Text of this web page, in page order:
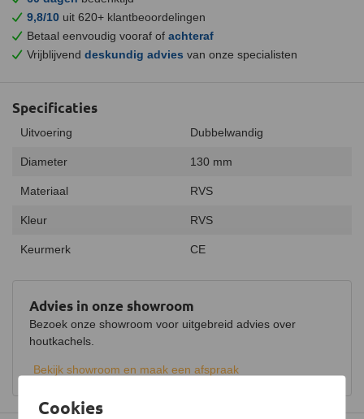
9,8/10 uit 620+ klantbeoordelingen
Betaal eenvoudig vooraf of achteraf
Vrijblijvend deskundig advies van onze specialisten
Advies in onze showroom
Bezoek onze showroom voor uitgebreid advies over
houtkachels.
Bekijk showroom en maak een afspraak
Specificaties
Uitvoering Dubbelwandig
Diameter 130 mm
Materiaal RVS
Kleur RVS
Keurmerk CE
Cookies